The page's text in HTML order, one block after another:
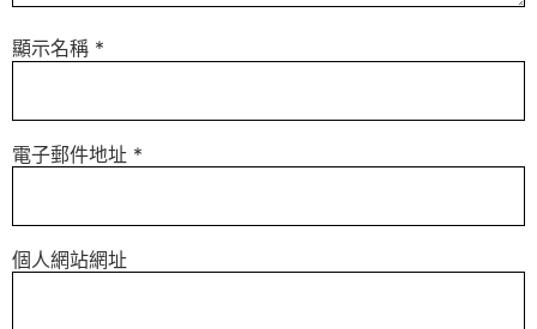
顯示名稱 *
電子郵件地址 *
個人網站網址